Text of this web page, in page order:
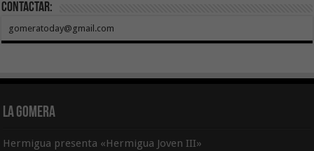
Contactar:
gomeratoday@gmail.com
La Gomera
Hermigua presenta «Hermigua Joven III»